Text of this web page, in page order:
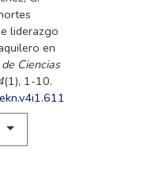
liderazgo
en
Ciencias
(1), 1-10.